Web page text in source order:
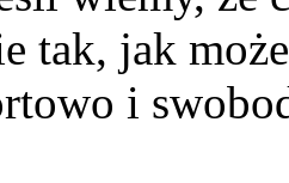
tak, jak
i